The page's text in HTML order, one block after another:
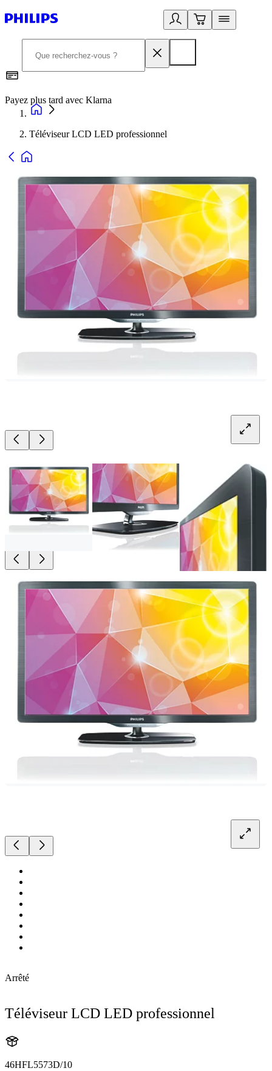
Payez plus tard avec Klarna
Téléviseur LCD LED professionnel
Arrêté
Téléviseur LCD LED professionnel
46HFL5573D/10